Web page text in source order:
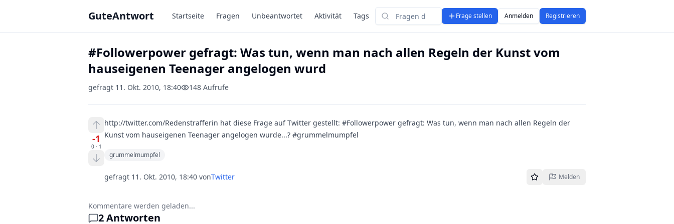
GuteAntwort Startseite Fragen Unbeantwortet Aktivität Tags
Suchen
Frage stellen Anmelden Registrieren
#Followerpower gefragt: Was tun, wenn man nach allen Regeln der Kunst vom
hauseigenen Teenager angelogen wurd
gefragt 11. Okt. 2010, 18:40 148 Aufrufe
-1
0· 1
http://twitter.com/Redenstrafferin hat diese Frage auf Twitter gestellt: #Followerpower gefragt: Was tun, wenn man nach allen Regeln der
Kunst vom hauseigenen Teenager angelogen wurde...? #grummelmumpfel
grummelmumpfel
gefragt 11. Okt. 2010, 18:40 vonTwitter Melden
Kommentare werden geladen...
2Antworten